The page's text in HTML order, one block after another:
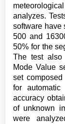
analyzes.
software have
500 and
50% for the
The test also
Mode Value
set
for
accuracy
of unknown
were